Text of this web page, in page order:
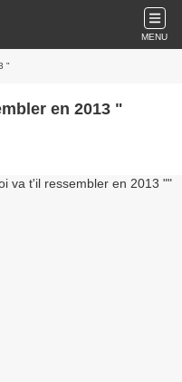
MENU
"
en 2013 "